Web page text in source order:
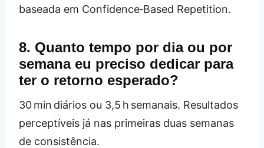
baseada em Confidence‑Based Repetition.
8. Quanto tempo por dia ou por
semana eu preciso dedicar para
ter o retorno esperado?
30 min diários ou 3,5 h semanais. Resultados
perceptíveis já nas primeiras duas semanas
de consistência.